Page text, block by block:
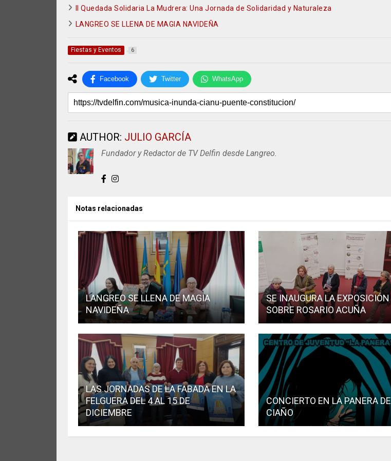
II Quedada Solidaria La Mudrera: Una Jornada de Solidaridad y Naturaleza
LANGREO SE LLENA DE MAGIA NAVIDEÑA
Fiestas y Eventos 6
Facebook Twitter WhatsApp
AUTHOR: JULIO GARCÍA
Fundador y Redactor de TV Delfin desde Langreo.
Notas relacionadas
LANGREO SE LLENA DE MAGIA
NAVIDEÑA
SE INAUGURA LA EXPOSICIÓN
SOBRE ROSARIO ACUÑA
LAS JORNADAS DE LA FABADA EN LA
FELGUERA DEL 4 AL 15 DE
DICIEMBRE
CONCIERTO EN LA PANERA DE
CIAÑO